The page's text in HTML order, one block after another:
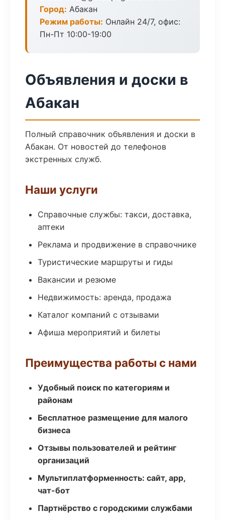
Город: Абакан
Режим работы: Онлайн 24/7, офис:
Пн-Пт 10:00-19:00
Объявления и доски в
Абакан
Полный справочник объявления и доски в
Абакан. От новостей до телефонов
экстренных служб.
Наши услуги
Справочные службы: такси, доставка,
аптеки
Реклама и продвижение в справочнике
Туристические маршруты и гиды
Вакансии и резюме
Недвижимость: аренда, продажа
Каталог компаний с отзывами
Афиша мероприятий и билеты
Преимущества работы с нами
Удобный поиск по категориям и
районам
Бесплатное размещение для малого
бизнеса
Отзывы пользователей и рейтинг
организаций
Мультиплатформенность: сайт, app,
чат-бот
Партнёрство с городскими службами